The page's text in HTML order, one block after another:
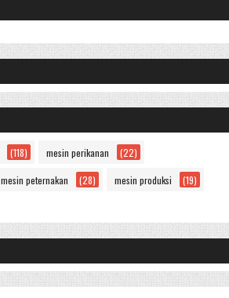
(118) mesin perikanan (22)
mesin peternakan (28) mesin produksi (19)